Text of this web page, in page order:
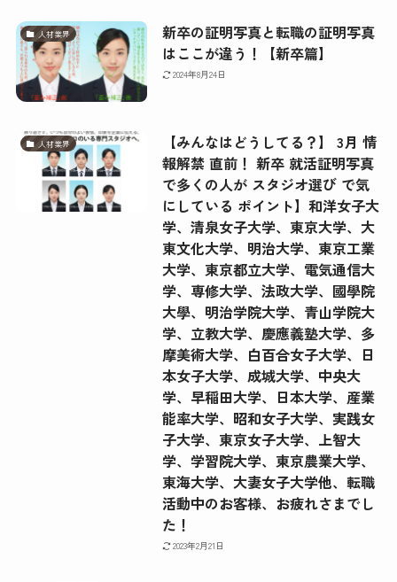
人材業界
新卒の証明写真と転職の証明写真
はここが違う！【新卒篇】
2024年8月24日
人材業界
【みんなはどうしてる？】 3月 情
報解禁 直前！ 新卒 就活証明写真
で多くの人が スタジオ選び で気
にしている ポイント】和洋女子大
学、清泉女子大学、東京大学、大
東文化大学、明治大学、東京工業
大学、東京都立大学、電気通信大
学、専修大学、法政大学、國學院
大學、明治学院大学、青山学院大
学、立教大学、慶應義塾大学、多
摩美術大学、白百合女子大学、日
本女子大学、成城大学、中央大
学、早稲田大学、日本大学、産業
能率大学、昭和女子大学、実践女
子大学、東京女子大学、上智大
学、学習院大学、東京農業大学、
東海大学、大妻女子大学他、転職
活動中のお客様、お疲れさまでし
た！
2023年2月21日